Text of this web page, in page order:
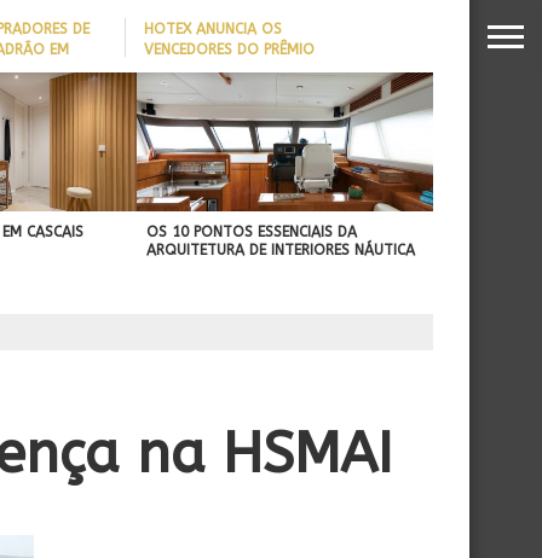
DE
EM
REVELA
HOTEX ANUNCIA OS
VENCEDORES DO PRÊMIO
MAIORES NOMES DA
HOTELARIA 2026
CASCAIS
OS 10 PONTOS ESSENCIAIS DA
ARQUITETURA DE INTERIORES NÁUTICA
na HSMAI